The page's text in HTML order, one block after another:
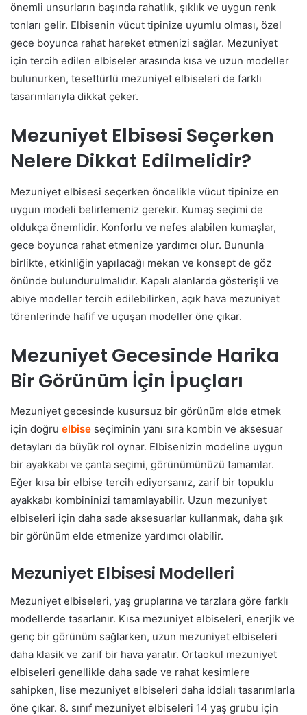
önemli unsurların başında rahatlık, şıklık ve uygun renk
tonları gelir. Elbisenin vücut tipinize uyumlu olması, özel
gece boyunca rahat hareket etmenizi sağlar. Mezuniyet
için tercih edilen elbiseler arasında kısa ve uzun modeller
bulunurken, tesettürlü mezuniyet elbiseleri de farklı
tasarımlarıyla dikkat çeker.
Mezuniyet Elbisesi Seçerken
Nelere Dikkat Edilmelidir?
Mezuniyet elbisesi seçerken öncelikle vücut tipinize en
uygun modeli belirlemeniz gerekir. Kumaş seçimi de
oldukça önemlidir. Konforlu ve nefes alabilen kumaşlar,
gece boyunca rahat etmenize yardımcı olur. Bununla
birlikte, etkinliğin yapılacağı mekan ve konsept de göz
önünde bulundurulmalıdır. Kapalı alanlarda gösterişli ve
abiye modeller tercih edilebilirken, açık hava mezuniyet
törenlerinde hafif ve uçuşan modeller öne çıkar.
Mezuniyet Gecesinde Harika
Bir Görünüm İçin İpuçları
Mezuniyet gecesinde kusursuz bir görünüm elde etmek
için doğru elbise seçiminin yanı sıra kombin ve aksesuar
detayları da büyük rol oynar. Elbisenizin modeline uygun
bir ayakkabı ve çanta seçimi, görünümünüzü tamamlar.
Eğer kısa bir elbise tercih ediyorsanız, zarif bir topuklu
ayakkabı kombininizi tamamlayabilir. Uzun mezuniyet
elbiseleri için daha sade aksesuarlar kullanmak, daha şık
bir görünüm elde etmenize yardımcı olabilir.
Mezuniyet Elbisesi Modelleri
Mezuniyet elbiseleri, yaş gruplarına ve tarzlara göre farklı
modellerde tasarlanır. Kısa mezuniyet elbiseleri, enerjik ve
genç bir görünüm sağlarken, uzun mezuniyet elbiseleri
daha klasik ve zarif bir hava yaratır. Ortaokul mezuniyet
elbiseleri genellikle daha sade ve rahat kesimlere
sahipken, lise mezuniyet elbiseleri daha iddialı tasarımlarla
öne çıkar. 8. sınıf mezuniyet elbiseleri 14 yaş grubu için